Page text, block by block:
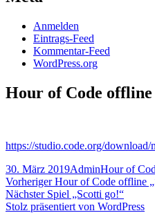
Anmelden
Eintrags-Feed
Kommentar-Feed
WordPress.org
Hour of Code
https://studio.code.org/download/
Veröffentlicht
am
30. März 2019Autor
AdminKategorien
Hour of
Beitragsnavigation
Vorheriger Vorheriger
Beitrag:
Hour of Code offline
Nächster Nächster
Beitrag:
Spiel „Scotti go!“
Stolz präsentiert von WordPress